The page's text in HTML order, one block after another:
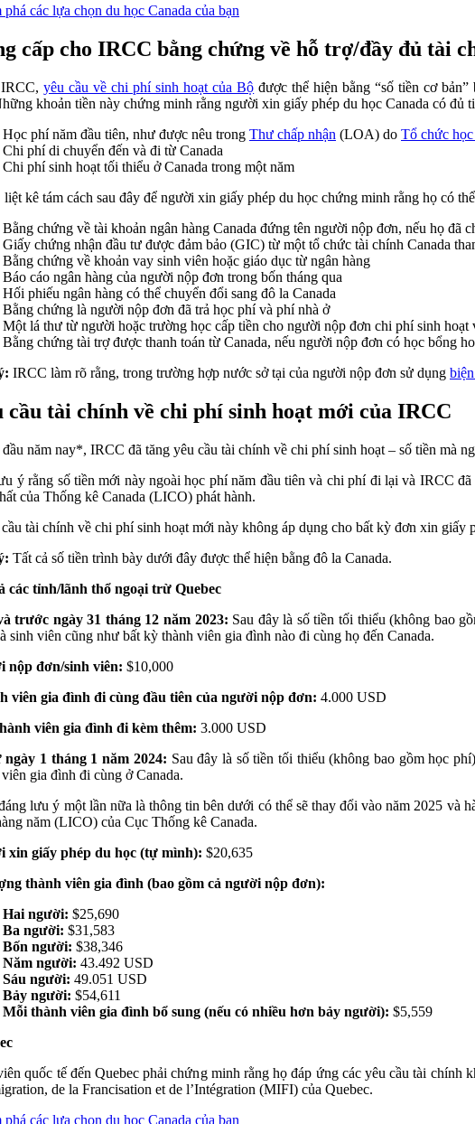
phá các lựa chọn du học Canada của bạn
cấp cho IRCC bằng chứng về hỗ trợ/đầy đủ tài
IRCC,yêu cầu về chi phí sinh hoạt của Bộ được thể hiện bằng “số tiền cơ
khoản tiền này chứng minh rằng người xin giấy phép du học Canada có đủ
Học phí năm đầu tiên, như được nêu trong Thư chấp nhận (LOA) do Tổ chức
Chi phí di chuyển đến và đi từ Canada
Chi phí sinh hoạt tối thiểu ở Canada trong một năm
kê tám cách sau đây để người xin giấy phép du học chứng minh rằng họ có
Bằng chứng về tài khoản ngân hàng Canada đứng tên người nộp đơn, nếu họ đã
Giấy chứng nhận đầu tư được đảm bảo (GIC) từ một tổ chức tài chính Canada
Bằng chứng về khoản vay sinh viên hoặc giáo dục từ ngân hàng
Báo cáo ngân hàng của người nộp đơn trong bốn tháng qua
Hối phiếu ngân hàng có thể chuyển đổi sang đô la Canada
Bằng chứng là người nộp đơn đã trả học phí và phí nhà ở
Một lá thư từ người hoặc trường học cấp tiền cho người nộp đơn chi phí sinh hoạt
Bằng chứng tài trợ được thanh toán từ Canada, nếu người nộp đơn có học bổng
IRCC làm rõ rằng, trong trường hợp nước sở tại của người nộp đơn sử dụng
cầu tài chính về chi phí sinh hoạt mới của IRCC
năm nay*, IRCC đã tăng yêu cầu tài chính về chi phí sinh hoạt – số tiền mà
ý rằng số tiền mới này ngoài học phí năm đầu tiên và chi phí đi lại và IRCC
của Thống kê Canada (LICO) phát hành.
tài chính về chi phí sinh hoạt mới này không áp dụng cho bất kỳ đơn xin
Tất cả số tiền trình bày dưới đây được thể hiện bằng đô la Canada.
các tỉnh/lãnh thổ ngoại trừ Quebec
trước ngày 31 tháng 12 năm 2023: Sau đây là số tiền tối thiểu (không bao
sinh viên cũng như bất kỳ thành viên gia đình nào đi cùng họ đến Canada.
nộp đơn/sinh viên: $10,000
viên gia đình đi cùng đầu tiên của người nộp đơn: 4.000 USD
viên gia đình đi kèm thêm: 3.000 USD
ngày 1 tháng 1 năm 2024: Sau đây là số tiền tối thiểu (không bao gồm học
gia đình đi cùng ở Canada.
lưu ý một lần nữa là thông tin bên dưới có thể sẽ thay đổi vào năm 2025 và
năm (LICO) của Cục Thống kê Canada.
xin giấy phép du học (tự mình): $20,635
thành viên gia đình (bao gồm cả người nộp đơn):
Hai người: $25,690
Ba người: $31,583
Bốn người: $38,346
Năm người: 43.492 USD
Sáu người: 49.051 USD
Bảy người: $54,611
Mỗi thành viên gia đình bổ sung (nếu có nhiều hơn bảy người): $5,559
quốc tế đến Quebec phải chứng minh rằng họ đáp ứng các yêu cầu tài chính
de la Francisation et de l’Intégration (MIFI) của Quebec.
phá các lựa chọn du học Canada của bạn